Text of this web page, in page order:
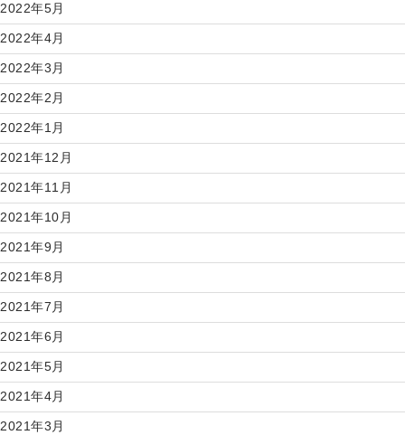
2022年5月
2022年4月
2022年3月
2022年2月
2022年1月
2021年12月
2021年11月
2021年10月
2021年9月
2021年8月
2021年7月
2021年6月
2021年5月
2021年4月
2021年3月